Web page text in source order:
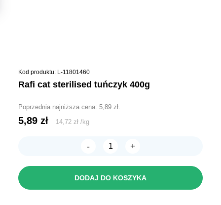
Kod produktu: L-11801460
rafi cat sterilised tuńczyk 400g
Poprzednia najniższa cena:5,89zł.
5,89zł 14,72zł /kg
-
ilość
Tuńczyk
+
DODAJ DO KOSZYKA